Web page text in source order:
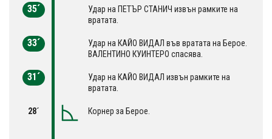
35´
Удар на ПЕТЪР СТАНИЧ извън рамките на
вратата.
33´
Удар на КАЙО ВИДАЛ във вратата на Берое.
ВАЛЕНТИНО КУИНТЕРО спасява.
31´
Удар на КАЙО ВИДАЛ извън рамките на
вратата.
28´ Корнер за Берое.